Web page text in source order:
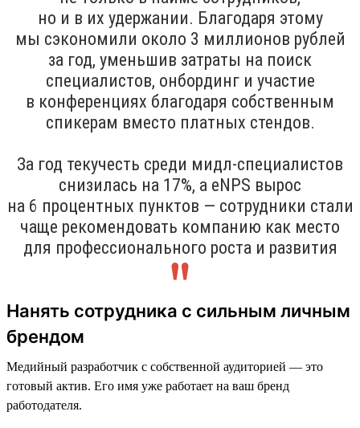
но и в их удержании. Благодаря этому
мы сэкономили около 3 миллионов рублей
за год, уменьшив затраты на поиск
специалистов, онбординг и участие
в конференциях благодаря собственным
спикерам вместо платных стендов.
За год текучесть среди мидл-специалистов
снизилась на 17%, а eNPS вырос
на 6 процентных пунктов — сотрудники стали
чаще рекомендовать компанию как место
для профессионального роста и развития
Нанять сотрудника с сильным личным
брендом
Медийный разработчик с собственной аудиторией — это
готовый актив. Его имя уже работает на ваш бренд
работодателя.